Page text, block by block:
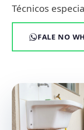
Técnicos
FALE NO